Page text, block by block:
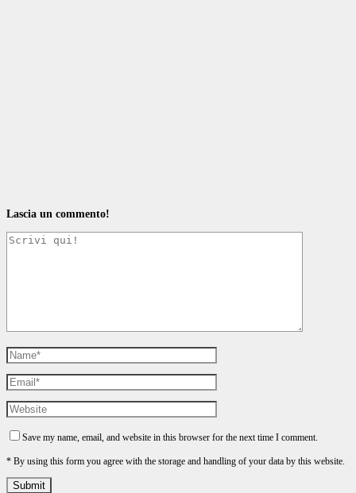
Lascia un commento!
Save my name, email, and website in this browser for the next time I comment.
* By using this form you agree with the storage and handling of your data by this website.